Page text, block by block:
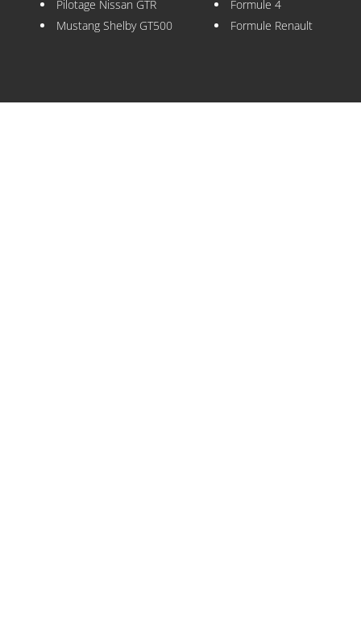
Pilotage Nissan GTR
Mustang Shelby GT500
Formule 4
Formule Renault